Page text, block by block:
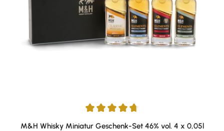
Durchschnittliche Bewertung von 4.67 von 5 Sternen
M&H Whisky Miniatur Geschenk-Set 46% vol. 4 x 0,05l